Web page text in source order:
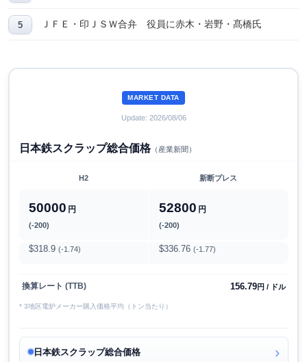
ＪＦＥ・印ＪＳＷ合弁 役員に赤木・岩野・髙橋氏
MARKET DATA
Update: 2026/08/06
日本鉄スクラップ総合価格（産業新聞）
H2 新断プレス
50000 円
(-200)
52800 円
(-200)
$318.9 (-1.74) $336.76 (-1.77)
換算レート (TTB) 156.79円 / ドル
* 3地区電炉メーカー購入価格平均（トン当たり）
日本鉄スクラップ総合価格